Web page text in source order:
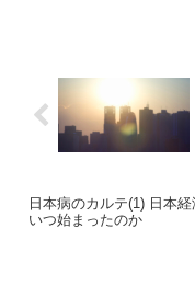
日本病のカルテ(1) 日本
いつ始まったのか